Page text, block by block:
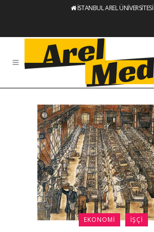
İSTANBUL AREL ÜNİVERSİTESİ
EKONOMI İŞÇI